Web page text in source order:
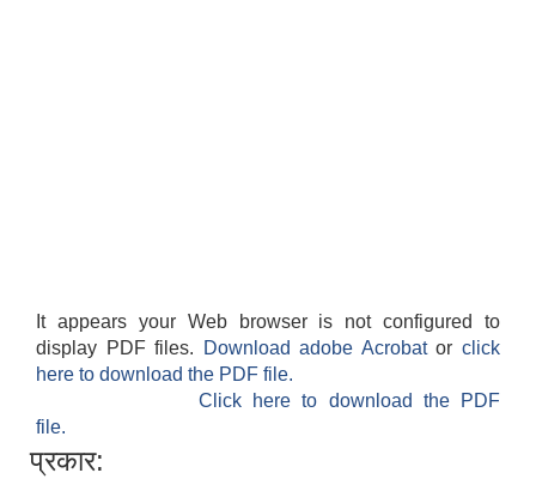
It appears your Web browser is not configured to
display PDF files.
Download adobe Acrobatorclick
here to download the PDF file.
Click here to download the PDF
file.
प्रकार: